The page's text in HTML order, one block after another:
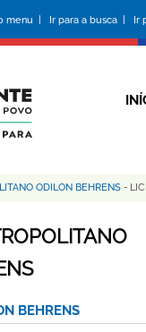
menu | Ir para a busca | Ir
ODILON BEHRENS -
BEHRENS